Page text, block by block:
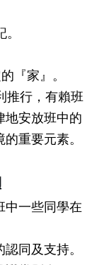
『家』。
推行，有賴班
地安放班中的
重要元素。
中一些同學在
同及支持。